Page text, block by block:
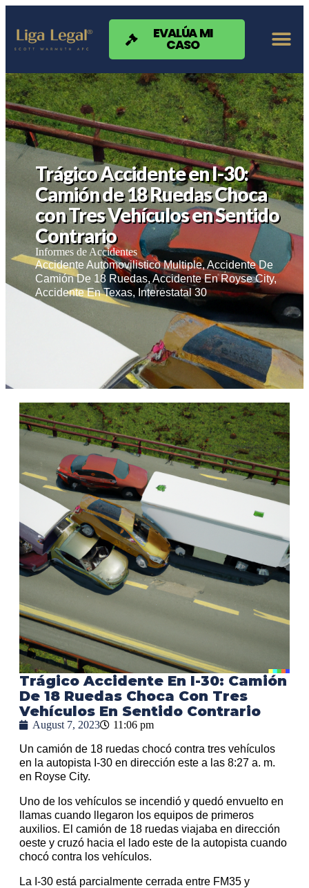
Nota:
sitio
web
sistema
de
accesibilidad.
EVALÚA MI
CASO
Trágico Accidente en I-30:
Camión de 18 Ruedas Choca
con Tres Vehículos en Sentido
Contrario
Informes de Accidentes
Accidente Automovilistico Multiple,Accidente De
Camión De 18 Ruedas,Accidente En Royse City,
Accidente En Texas, Interestatal 30
Trágico Accidente En I-30: Camión
De 18 Ruedas Choca Con Tres
Vehículos En Sentido Contrario
August 7, 2023 11:06 pm
Un camión de 18 ruedas chocó contra tres vehículos
en la autopista I-30 en dirección este a las 8:27 a. m.
en Royse City.
Uno de los vehículos se incendió y quedó envuelto en
llamas cuando llegaron los equipos de primeros
auxilios. El camión de 18 ruedas viajaba en dirección
oeste y cruzó hacia el lado este de la autopista cuando
chocó contra los vehículos.
La I-30 está parcialmente cerrada entre FM35 y